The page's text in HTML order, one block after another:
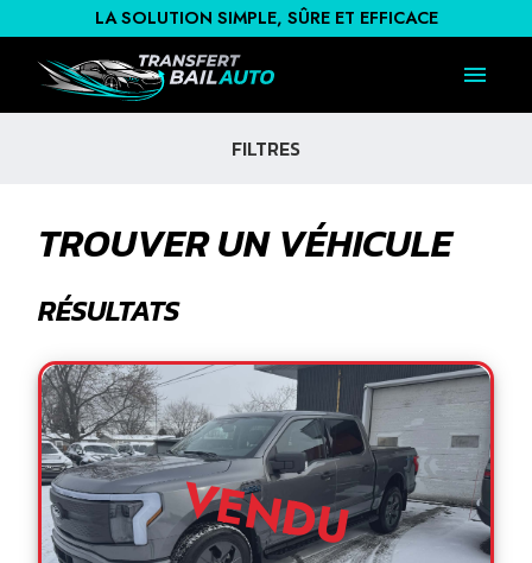
LA SOLUTION SIMPLE, SÛRE ET EFFICACE
FILTRES
TROUVER UN VÉHICULE
RÉSULTATS
VENDU